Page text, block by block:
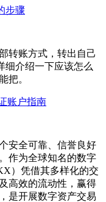
步骤
转账方式，转出自己
细介绍一下应该怎么
把。
账户指南
安全可靠、信誉良好
作为全球知名的数字
）凭借其多样化的交
高效的流动性，赢得
是开展数字资产交易